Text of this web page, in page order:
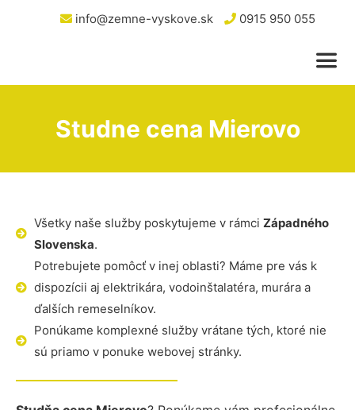
info@zemne-vyskove.sk 0915 950 055
Studne cena Mierovo
Všetky naše služby poskytujeme v rámci Západného
Slovenska.
Potrebujete pomôcť v inej oblasti? Máme pre vás k
dispozícii aj elektrikára, vodoinštalatéra, murára a
ďalších remeselníkov.
Ponúkame komplexné služby vrátane tých, ktoré nie
sú priamo v ponuke webovej stránky.